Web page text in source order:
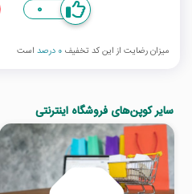
0
میزان رضایت از این کد تخفیف 0 درصد است
سایر کوپن‌های فروشگاه اینترنتی